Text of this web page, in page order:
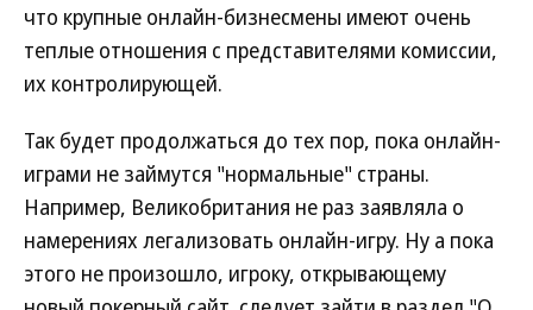
что крупные онлайн-бизнесмены имеют очень
теплые отношения с представителями комиссии,
их контролирующей.
Так будет продолжаться до тех пор, пока онлайн-
играми не займутся "нормальные" страны.
Например, Великобритания не раз заявляла о
намерениях легализовать онлайн-игру. Ну а пока
этого не произошло, игроку, открывающему